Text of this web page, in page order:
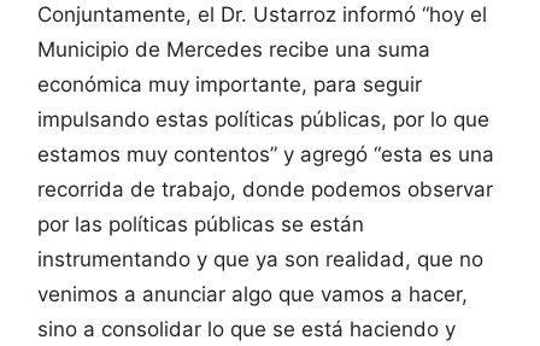
Conjuntamente, el Dr. Ustarroz informó “hoy el
Municipio de Mercedes recibe una suma
económica muy importante, para seguir
impulsando estas políticas públicas, por lo que
estamos muy contentos” y agregó “esta es una
recorrida de trabajo, donde podemos observar
por las políticas públicas se están
instrumentando y que ya son realidad, que no
venimos a anunciar algo que vamos a hacer,
sino a consolidar lo que se está haciendo y